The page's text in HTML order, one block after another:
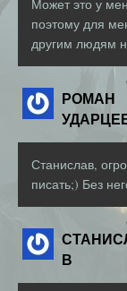
Может это у
поэтому для
другим людям
РОМАН
Станислав,
писать;) Без
В